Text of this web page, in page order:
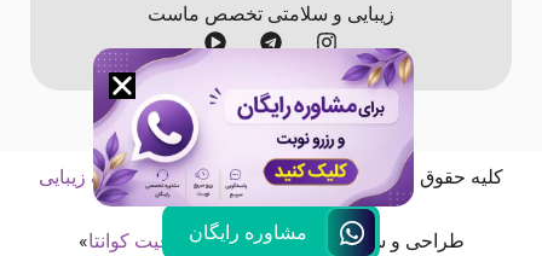
زیبایی و سلامتی تخصص ماست
کلیه حقوق « مجله اینترنتی ایرانیان» متعلق به «کلینیک زیبایی
ایرانیان» است
طراحی و سئو شده توسط «آژانس خلاقیت کوانتا» مشاوره رایگان